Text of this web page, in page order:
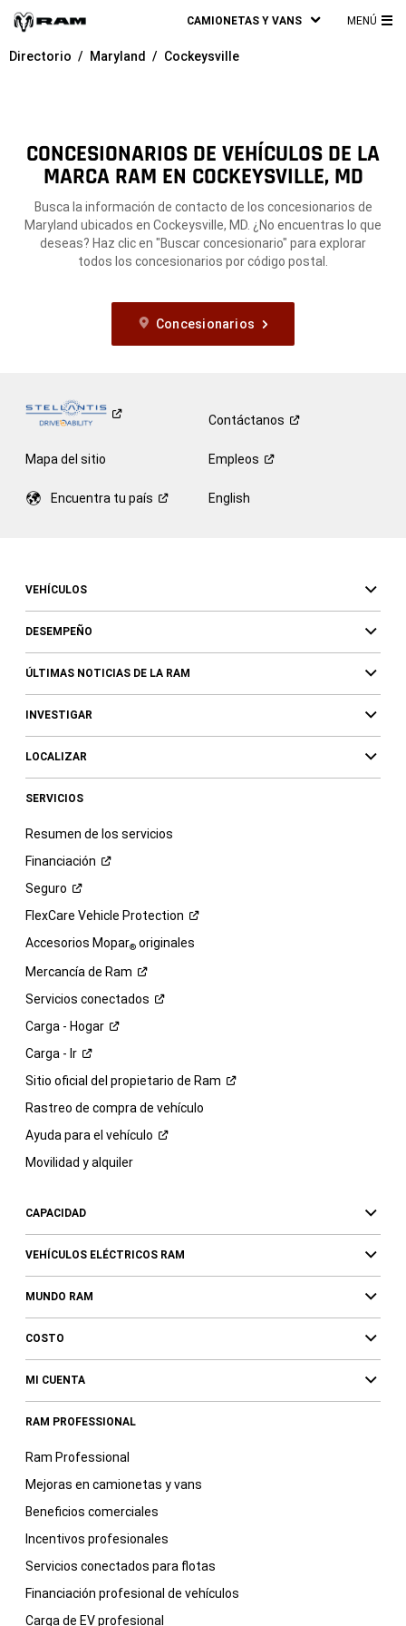
CAMIONETAS Y VANS MENÚ
Directorio Maryland Cockeysville
CONCESIONARIOS DE VEHÍCULOS DE LA
MARCA RAM EN COCKEYSVILLE, MD
Busca la información de contacto de los concesionarios de
Maryland ubicados en Cockeysville, MD. ¿No encuentras lo que
deseas? Haz clic en "Buscar concesionario" para explorar
todos los concesionarios por código postal.
Concesionarios
Contáctanos
Mapa del sitio Empleos
Encuentra tu país English
VEHÍCULOS
DESEMPEÑO
ÚLTIMAS NOTICIAS DE LA RAM
INVESTIGAR
LOCALIZAR
SERVICIOS
Resumen de los servicios
Financiación
Seguro
FlexCare Vehicle Protection
Accesorios Mopar®originales
Mercancía de Ram
Servicios conectados
Carga - Hogar
Carga - Ir
Sitio oficial del propietario de Ram
Rastreo de compra de vehículo
Ayuda para el vehículo
Movilidad y alquiler
CAPACIDAD
VEHÍCULOS ELÉCTRICOS RAM
MUNDO RAM
COSTO
MI CUENTA
RAM PROFESSIONAL
Ram Professional
Mejoras en camionetas y vans
Beneficios comerciales
Incentivos profesionales
Servicios conectados para flotas
Financiación profesional de vehículos
Carga de EV profesional